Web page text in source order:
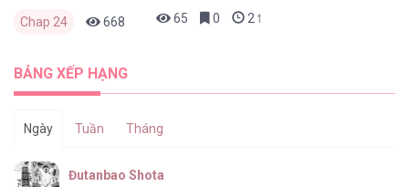
Chap 24 668 0 4 tuần trước
65
0 2 tháng trước
BẢNG XẾP HẠNG
Ngày Tuần Tháng
Đutanbao Shota